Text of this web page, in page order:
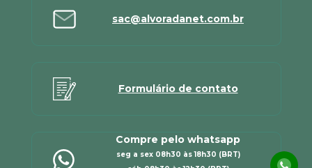
sac@alvoradanet.com.br
Formulário de contato
Compre pelo whatsapp
seg a sex 08h30 às 18h30 (BRT)